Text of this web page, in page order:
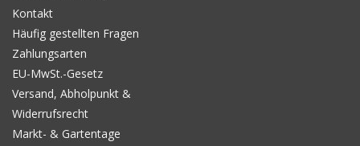
Kontakt
Häufig gestellten Fragen
Zahlungsarten
EU-MwSt.-Gesetz
Versand, Abholpunkt &
Widerrufsrecht
Markt- & Gartentage